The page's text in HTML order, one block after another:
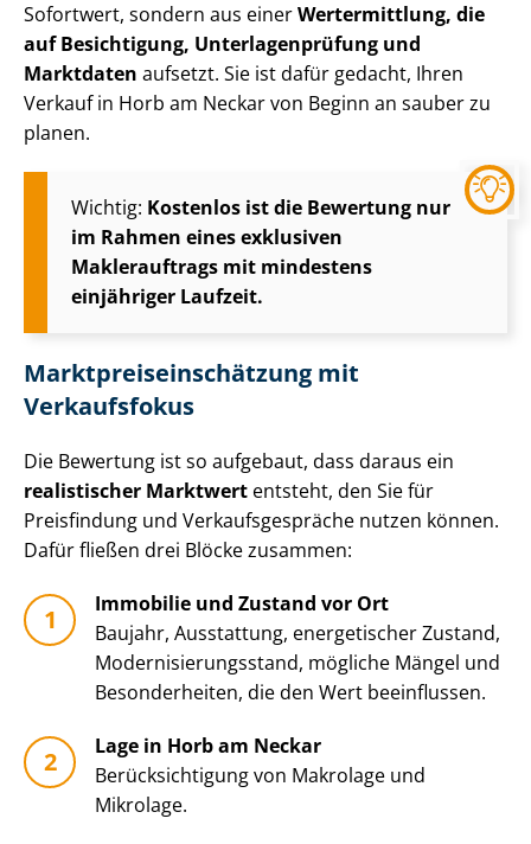
Sofortwert, sondern aus einerWertermittlung, die
auf Besichtigung, Un­ter­la­gen­prü­fung und
Marktdaten aufsetzt. Sie ist dafür gedacht, Ihren
Verkauf in Horb am Neckar von Beginn an sauber zu
planen.
Wichtig: Kostenlos ist die Bewertung nur
im Rahmen eines exklusiven
Maklerauftrags mit mindestens
einjähriger Laufzeit.
Markt­preis­ein­schät­zung mit
Verkaufsfokus
Die Bewertung ist so aufgebaut, dass daraus ein
realistischer Marktwert entsteht, den Sie für
Preisfindung und Ver­kaufs­ge­sprä­che nutzen können.
Dafür fließen drei Blöcke zusammen:
Immobilie und Zustand vor Ort
Baujahr, Ausstattung, energetischer Zustand,
Mo­der­ni­sie­rungs­stand, mögliche Mängel und
Besonderheiten, die den Wert beeinflussen.
Lage in Horb am Neckar
Be­rück­sich­ti­gung von Makrolage und
Mikrolage.